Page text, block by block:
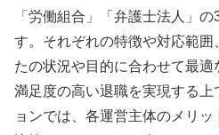
「労働組合」「弁護士法人」
す。それぞれの特徴や対応範
たの状況や目的に合わせて最適
満足度の高い退職を実現する
ョンでは、各運営主体のメリ